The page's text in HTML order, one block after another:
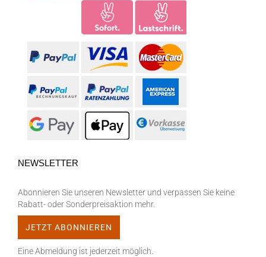
NEWSLETTER
Abonnieren Sie unseren Newsletter und verpassen Sie keine
Rabatt- oder Sonderpreisaktion mehr.
Eine Abmeldung ist jederzeit möglich.